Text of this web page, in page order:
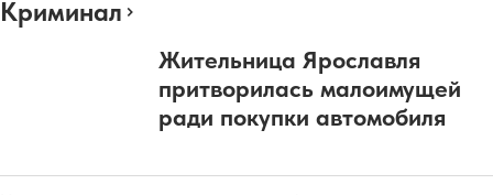
Криминал
Жительница Ярославля
притворилась малоимущей
ради покупки автомобиля